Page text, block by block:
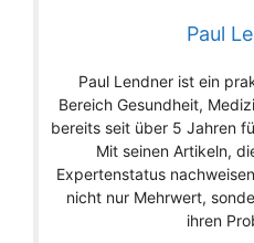
Paul
Paul Lendner ist ein
Bereich Gesundheit,
bereits seit über 5 Jahren
Mit seinen Artikeln,
Expertenstatus
nicht nur Mehrwert,
ihren